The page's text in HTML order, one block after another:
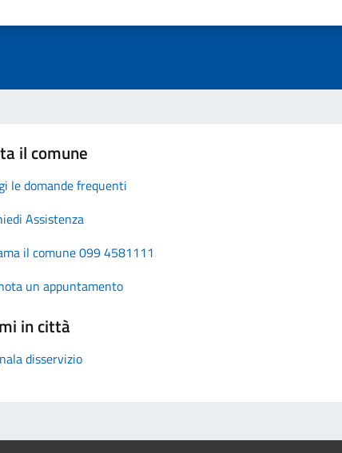
il comune
le domande frequenti
Assistenza
il comune 099 4581111
un appuntamento
in città
disservizio